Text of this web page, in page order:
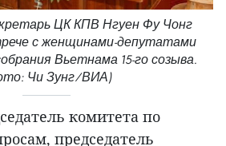
ЦК КПВ Нгуен Фу Чонг
с женщинами-депутатами
Вьетнама 15-го созыва.
Чи Зунг/ВИА)
комитета по
председатель